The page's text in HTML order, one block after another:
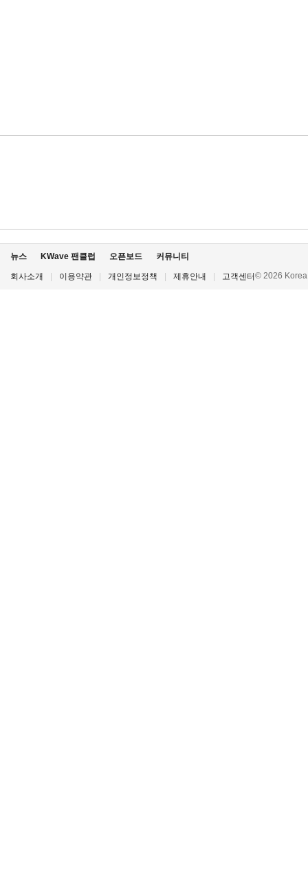
뉴스 KWave 팬클럽 오픈보드 커뮤니티
회사소개 이용약관 개인정보정책 제휴안내 고객센터© 2026